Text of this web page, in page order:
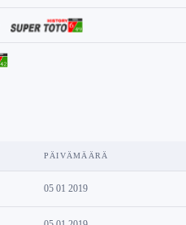
PÄIVÄMÄÄRÄ
05 01 2019